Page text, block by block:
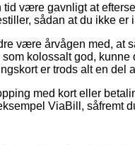
tid være gavnligt at
sådan at du ikke
være årvågen med, at
kolossalt god,
er trods alt en del
med kort eller
ViaBill, såfremt